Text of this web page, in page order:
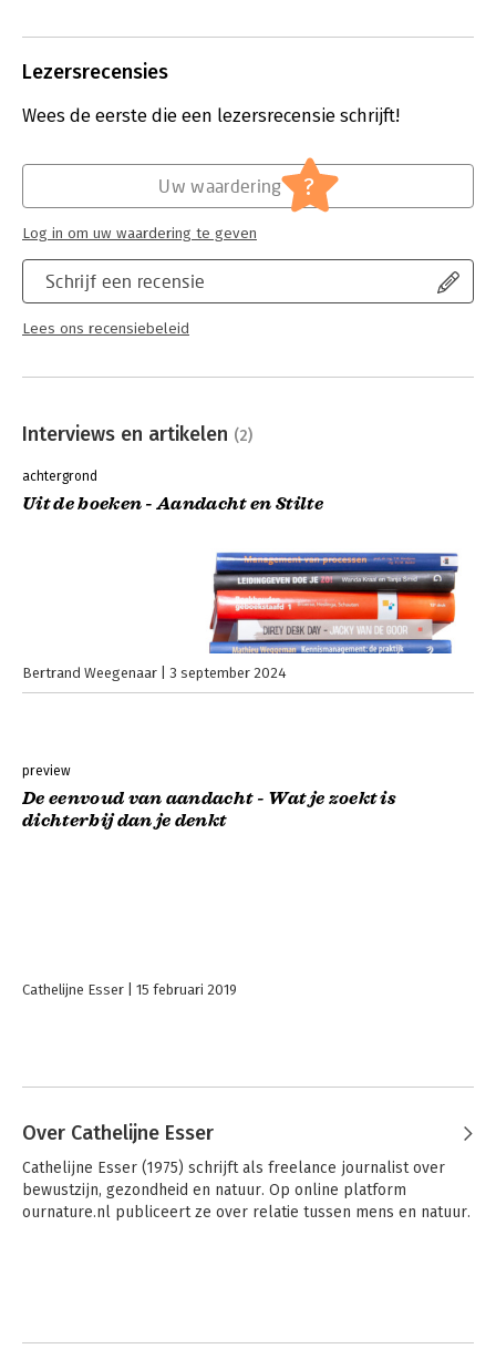
Lezersrecensies
Wees de eerste die een lezersrecensie schrijft!
Schrijf een recensie
Lees ons recensiebeleid
Uw waardering ?
Log in om uw waardering te geven
Interviews en artikelen (2)
achtergrond
Uit de boeken - Aandacht en Stilte
Bertrand Weegenaar 3 september 2024
preview
De eenvoud van aandacht - Wat je zoekt is
dichterbij dan je denkt
Cathelijne Esser 15 februari 2019
Over Cathelijne Esser
Cathelijne Esser (1975) schrijft als freelance journalist over
bewustzijn, gezondheid en natuur. Op online platform
ournature.nl publiceert ze over relatie tussen mens en natuur.